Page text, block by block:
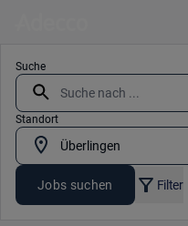
Suche
Standort
Jobs suchen Filter